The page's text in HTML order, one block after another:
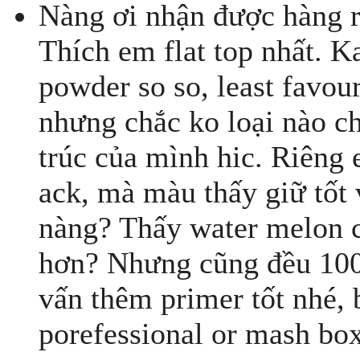
Nàng ơi nhận được
Thích em flat top nhất.
powder so so, least
nhưng chắc ko loại nào
trúc của mình hic. Riêng
ack, mà màu thấy giữ
nàng? Thấy water melon
hơn? Nhưng cũng đều
vấn thêm primer tốt nhé,
porefessional or mash